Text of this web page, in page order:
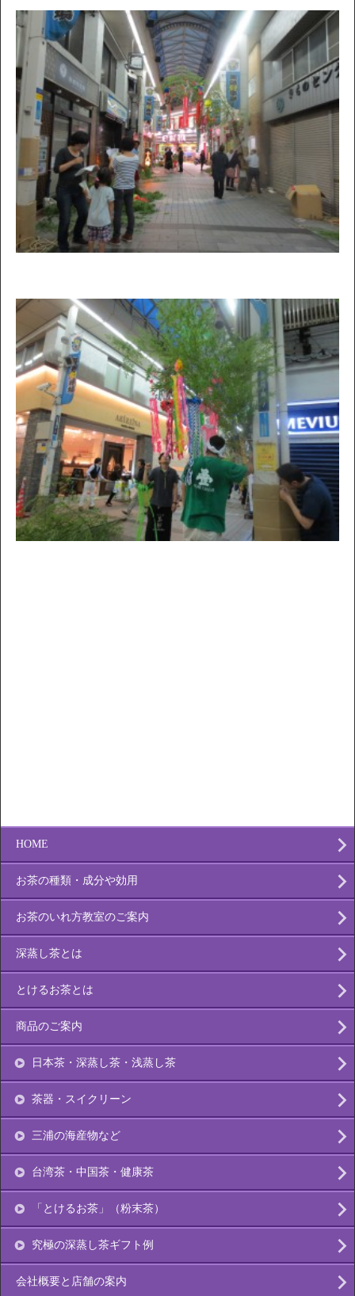
HOME
お茶の種類・成分や効用
お茶のいれ方教室のご案内
深蒸し茶とは
とけるお茶とは
商品のご案内
日本茶・深蒸し茶・浅蒸し茶
茶器・スイクリーン
三浦の海産物など
台湾茶・中国茶・健康茶
「とけるお茶」（粉末茶）
究極の深蒸し茶ギフト例
会社概要と店舗の案内